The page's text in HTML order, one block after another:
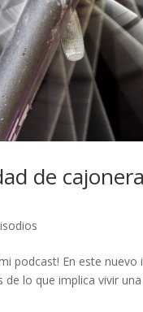
de
podcast! En este
de lo que implica vivir